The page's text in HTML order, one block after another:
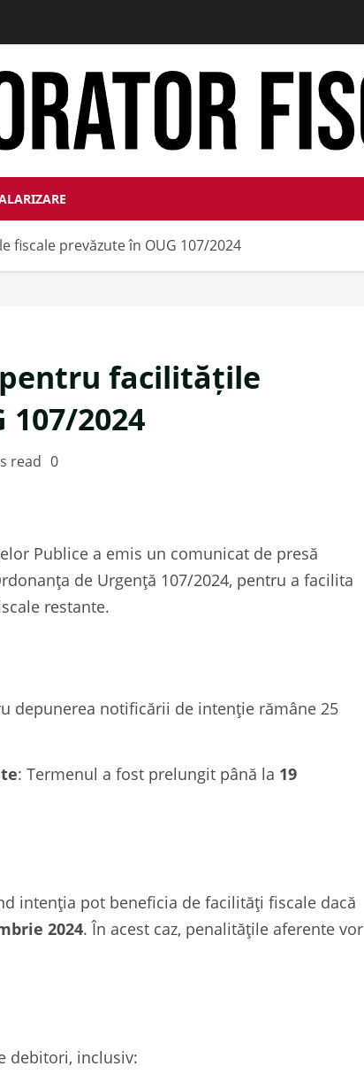
prevăzute în OUG 107/2024
facilitățile
2024
read 0
Publice a emis un comunicat de presă
de Urgență 107/2024, pentru a facilita
restante.
depunerea notificării de intenție rămâne 25
: Termenul a fost prelungit până la 19
intenția pot beneficia de facilități fiscale dacă
2024. În acest caz, penalitățile aferente vor
debitori, inclusiv: